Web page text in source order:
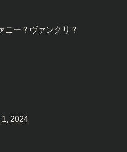
ニー？ヴァンクリ？
1, 2024